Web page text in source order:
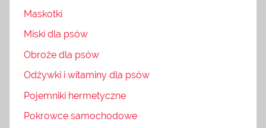
Maskotki
Miski dla psów
Obroże dla psów
Odżywki i witaminy dla psów
Pojemniki hermetyczne
Pokrowce samochodowe